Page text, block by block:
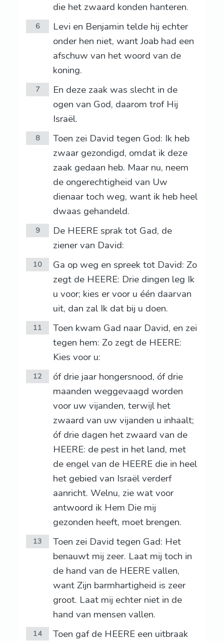
die het zwaard konden hanteren.
6
Levi en Benjamin telde hij echter
onder hen niet, want Joab had een
afschuw van het woord van de
koning.
7
En deze zaak was slecht in de
ogen van God, daarom trof Hij
Israël.
8
Toen zei David tegen God: Ik heb
zwaar gezondigd, omdat ik deze
zaak gedaan heb. Maar nu, neem
de ongerechtigheid van Uw
dienaar toch weg, want ik heb heel
dwaas gehandeld.
9
De HEERE sprak tot Gad, de
ziener van David:
10
Ga op weg en spreek tot David: Zo
zegt de HEERE: Drie dingen leg Ik
u voor; kies er voor u één daarvan
uit, dan zal Ik dat bij u doen.
11
Toen kwam Gad naar David, en zei
tegen hem: Zo zegt de HEERE:
Kies voor u:
12
óf drie jaar hongersnood, óf drie
maanden weggevaagd worden
voor uw vijanden, terwijl het
zwaard van uw vijanden u inhaalt;
óf drie dagen het zwaard van de
HEERE: de pest in het land, met
de engel van de HEERE die in heel
het gebied van Israël verderf
aanricht. Welnu, zie wat voor
antwoord ik Hem Die mij
gezonden heeft, moet brengen.
13
Toen zei David tegen Gad: Het
benauwt mij zeer. Laat mij toch in
de hand van de HEERE vallen,
want Zijn barmhartigheid is zeer
groot. Laat mij echter niet in de
hand van mensen vallen.
14 Toen gaf de HEERE een uitbraak